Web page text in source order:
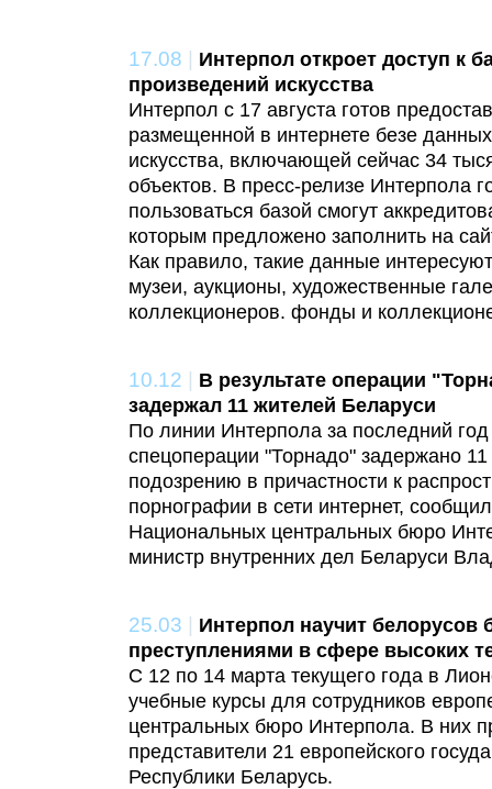
17.08 | Интерпол откроет доступ к
произведений искусства
Интерпол с 17 августа готов
размещенной в интернете безе
искусства, включающей сейчас 34
объектов. В пресс-релизе Интерпола
пользоваться базой смогут
которым предложено заполнить на
Как правило, такие данные
музеи, аукционы, художественные
коллекционеров. фонды и
10.12 | В результате операции
задержал 11 жителей Беларуси
По линии Интерпола за последний год
спецоперации "Торнадо" задержано
подозрению в причастности к
порнографии в сети интернет,
Национальных центральных бюро
министр внутренних дел Беларуси
25.03 | Интерпол научит белорусов
преступлениями в сфере высоких
С 12 по 14 марта текущего года в
учебные курсы для сотрудников
центральных бюро Интерпола. В них
представители 21 европейского
Республики Беларусь.